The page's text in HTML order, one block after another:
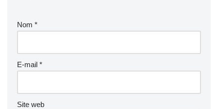
Nom *
E-mail *
Site web